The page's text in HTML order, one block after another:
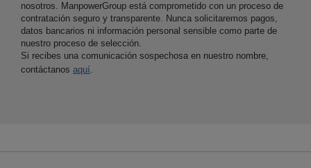
nosotros. ManpowerGroup está comprometido con un proceso de
contratación seguro y transparente. Nunca solicitaremos pagos,
datos bancarios ni información personal sensible como parte de
nuestro proceso de selección.
Si recibes una comunicación sospechosa en nuestro nombre,
contáctanos aquí.